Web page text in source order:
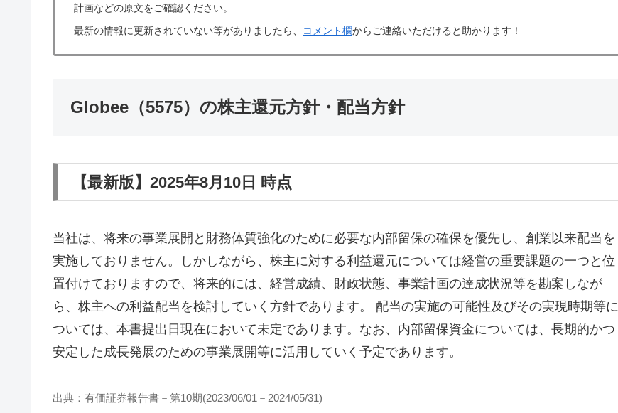
計画などの原文をご確認ください。
最新の情報に更新されていない等がありましたら、
コメント欄からご連絡いただけると助かります！
Globee（5575）の株主還元方針・配当方針
【最新版】2025年8月10日 時点
当社は、将来の事業展開と財務体質強化のために必要な内部留保の確保を優先し、創業以来配当を
実施しておりません。しかしながら、株主に対する利益還元については経営の重要課題の一つと位
置付けておりますので、将来的には、経営成績、財政状態、事業計画の達成状況等を勘案しなが
ら、株主への利益配当を検討していく方針であります。 配当の実施の可能性及びその実現時期等に
ついては、本書提出日現在において未定であります。なお、内部留保資金については、長期的かつ
安定した成長発展のための事業展開等に活用していく予定であります。
出典：有価証券報告書－第10期(2023/06/01－2024/05/31)